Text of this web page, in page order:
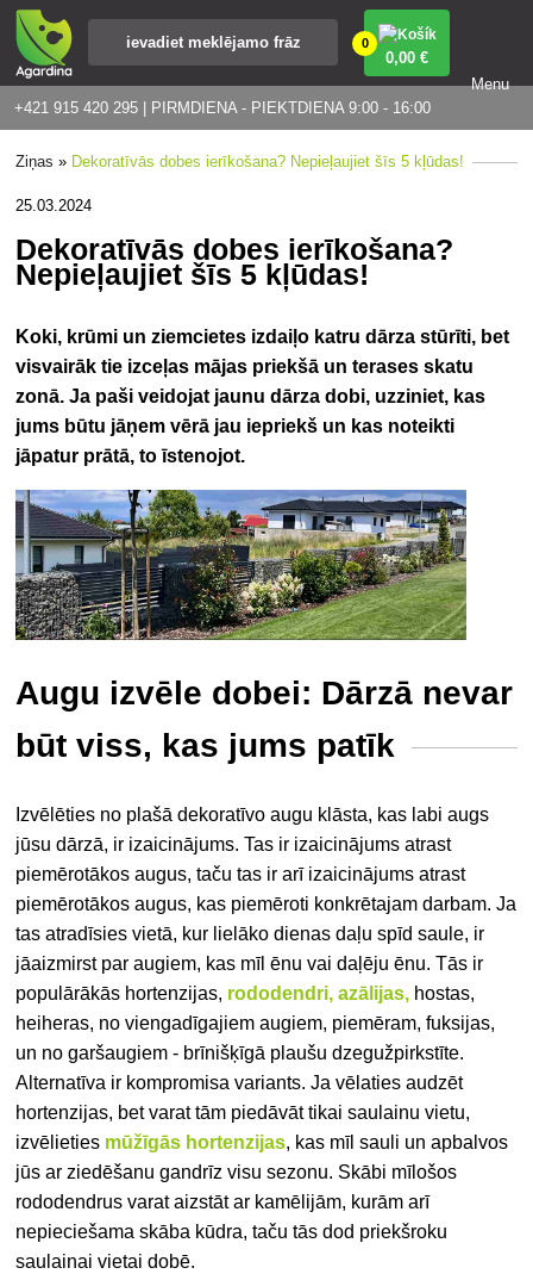
+421 915 420 295 | PIRMDIENA - PIEKTDIENA 9:00 - 16:00
0
0,00 €
Menu
Ziņas » Dekoratīvās dobes ierīkošana? Nepieļaujiet šīs 5 kļūdas!
25.03.2024
Dekoratīvās dobes ierīkošana?
Nepieļaujiet šīs 5 kļūdas!
Koki, krūmi un ziemcietes izdaiļo katru dārza stūrīti, bet
visvairāk tie izceļas mājas priekšā un terases skatu
zonā. Ja paši veidojat jaunu dārza dobi, uzziniet, kas
jums būtu jāņem vērā jau iepriekš un kas noteikti
jāpatur prātā, to īstenojot.
Augu izvēle dobei: Dārzā nevar
būt viss, kas jums patīk
Izvēlēties no plašā dekoratīvo augu klāsta, kas labi augs
jūsu dārzā, ir izaicinājums. Tas ir izaicinājums atrast
piemērotākos augus, taču tas ir arī izaicinājums atrast
piemērotākos augus, kas piemēroti konkrētajam darbam. Ja
tas atradīsies vietā, kur lielāko dienas daļu spīd saule, ir
jāaizmirst par augiem, kas mīl ēnu vai daļēju ēnu. Tās ir
populārākās hortenzijas, rododendri, azālijas, hostas,
heiheras, no viengadīgajiem augiem, piemēram, fuksijas,
un no garšaugiem - brīnišķīgā plaušu dzegužpirkstīte.
Alternatīva ir kompromisa variants. Ja vēlaties audzēt
hortenzijas, bet varat tām piedāvāt tikai saulainu vietu,
izvēlieties mūžīgās hortenzijas, kas mīl sauli un apbalvos
jūs ar ziedēšanu gandrīz visu sezonu. Skābi mīlošos
rododendrus varat aizstāt ar kamēlijām, kurām arī
nepieciešama skāba kūdra, taču tās dod priekšroku
saulainai vietai dobē.